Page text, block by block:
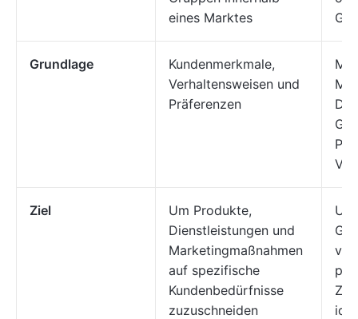
eines Marktes
Grundlage
Kundenmerkmale,
Verhaltensweisen und
Präferenzen
Ziel
Um Produkte,
Dienstleistungen und
Marketingmaßnahmen
auf spezifische
Kundenbedürfnisse
zuzuschneiden